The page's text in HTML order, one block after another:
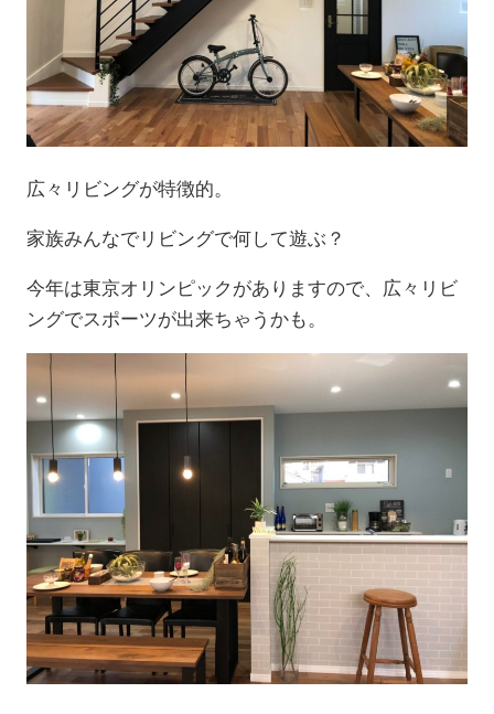
広々リビングが特徴的。
家族みんなでリビングで何して遊ぶ？
今年は東京オリンピックがありますので、広々リビ
ングでスポーツが出来ちゃうかも。